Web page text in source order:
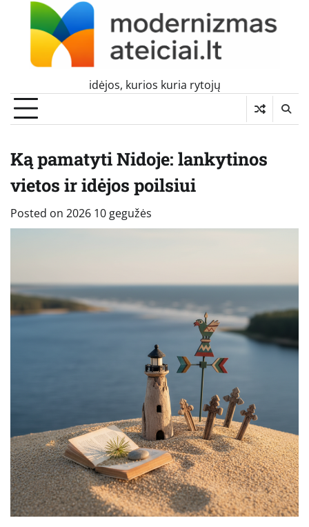
content
idėjos, kurios kuria rytojų
Ką pamatyti Nidoje: lankytinos
vietos ir idėjos poilsiui
Posted on 2026 10 gegužės